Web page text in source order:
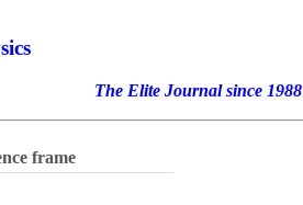
1988
frame